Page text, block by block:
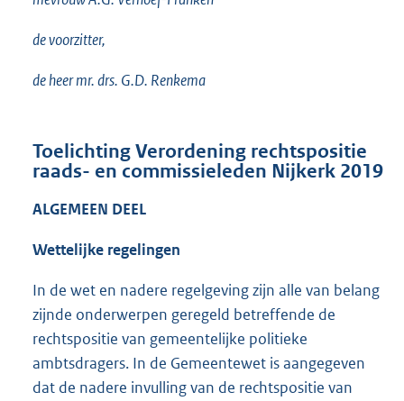
de voorzitter,
de heer mr. drs. G.D. Renkema
Toelichting Verordening rechtspositie
raads- en commissieleden Nijkerk 2019
ALGEMEEN DEEL
Wettelijke regelingen
In de wet en nadere regelgeving zijn alle van belang
zijnde onderwerpen geregeld betreffende de
rechtspositie van gemeentelijke politieke
ambtsdragers. In de Gemeentewet is aangegeven
dat de nadere invulling van de rechtspositie van